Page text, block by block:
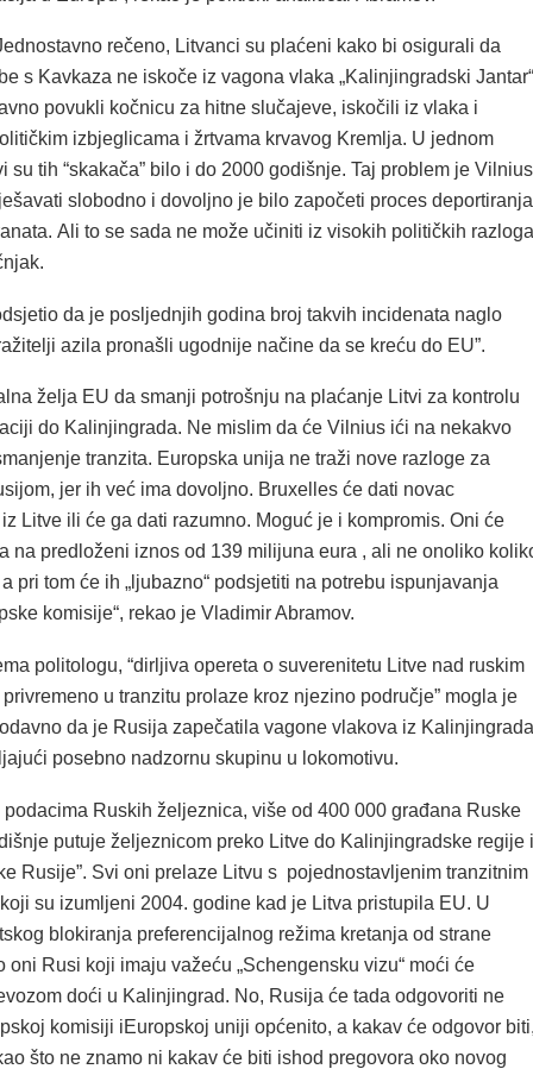
rečeno, Litvanci su plaćeni kako bi osigurali da
s Kavkaza ne iskoče iz vagona vlaka „Kalinjingradski
povukli kočnicu za hitne slučajeve, iskočili iz vlaka i
izbjeglicama i žrtvama krvavog Kremlja. U jednom
su tih “skakača” bilo i do 2000 godišnje. Taj problem je Vilnius
slobodno i dovoljno je bilo započeti proces deportiranja
Ali to se sada ne može učiniti iz visokih političkih
da je posljednjih godina broj takvih incidenata naglo
azila pronašli ugodnije načine da se kreću do EU”.
želja EU da smanji potrošnju na plaćanje Litvi za kontrolu
do Kalinjingrada. Ne mislim da će Vilnius ići na nekakvo
tranzita. Europska unija ne traži nove razloge za
jer ih već ima dovoljno. Bruxelles će dati novac
Litve ili će ga dati razumno. Moguć je i kompromis. Oni će
na predloženi iznos od 139 milijuna eura , ali ne onoliko
pri tom će ih „ljubazno“ podsjetiti na potrebu ispunjavanja
komisije“, rekao je Vladimir Abramov.
politologu, “dirljiva opereta o suverenitetu Litve nad ruskim
u tranzitu prolaze kroz njezino područje” mogla je
da je Rusija zapečatila vagone vlakova iz Kalinjingrada
posebno nadzornu skupinu u lokomotivu.
Ruskih željeznica, više od 400 000 građana Ruske
putuje željeznicom preko Litve do Kalinjingradske regije i
Rusije”. Svi oni prelaze Litvu s pojednostavljenim tranzitnim
su izumljeni 2004. godine kad je Litva pristupila EU. U
blokiranja preferencijalnog režima kretanja od strane
oni Rusi koji imaju važeću „Schengensku vizu“ moći će
doći u Kalinjingrad. No, Rusija će tada odgovoriti ne
komisiji iEuropskoj uniji općenito, a kakav će odgovor
što ne znamo ni kakav će biti ishod pregovora oko novog